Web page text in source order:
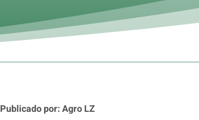
Publicado por:Agro LZ